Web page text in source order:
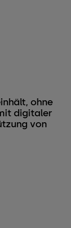
ohne
digitaler
von